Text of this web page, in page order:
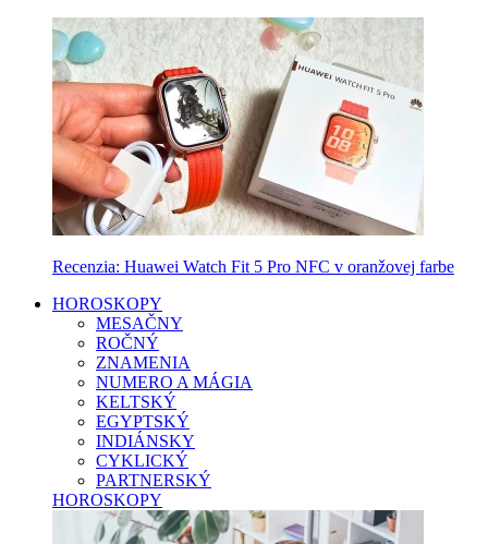
Recenzia: Huawei Watch Fit 5 Pro NFC v oranžovej farbe
HOROSKOPY
MESAČNY
ROČNÝ
ZNAMENIA
NUMERO A MÁGIA
KELTSKÝ
EGYPTSKÝ
INDIÁNSKY
CYKLICKÝ
PARTNERSKÝ
HOROSKOPY